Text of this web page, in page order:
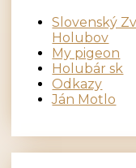
Slovenský
Holubov
My pigeon
Holubár sk
Odkazy
Ján Motlo